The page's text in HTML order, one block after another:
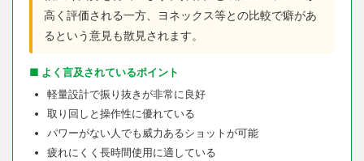
高く評価される一方、ヨネックス等との比較で癖があ
るという意見も散見されます。
■ よく言及されているポイント
軽量設計で振り抜きが非常に良好
取り回しと操作性に優れている
パワーがない人でも威力あるショットが可能
疲れにくく長時間使用に適している